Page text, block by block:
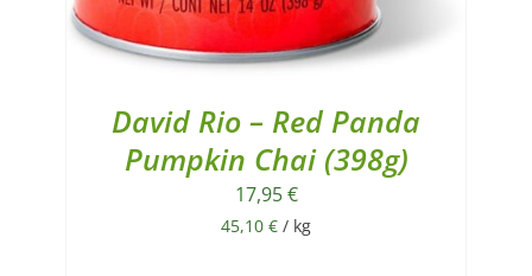
David Rio – Red Panda
Pumpkin Chai (398g)
17,95€
45,10 € / kg